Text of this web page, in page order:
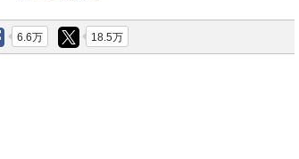
6.6万 18.5万